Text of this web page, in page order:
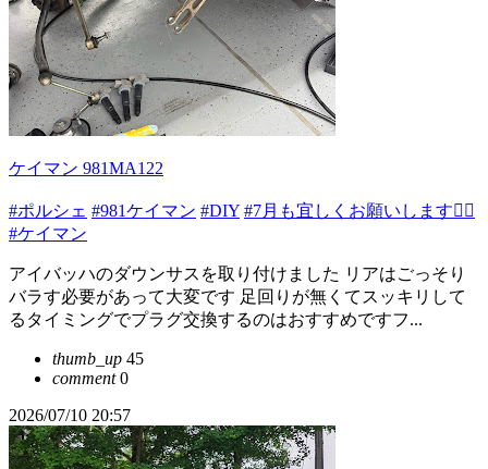
ケイマン 981MA122
#ポルシェ #981ケイマン #DIY #7月も宜しくお願いします🙇‍♂️
#ケイマン
アイバッハのダウンサスを取り付けました リアはごっそり
バラす必要があって大変です 足回りが無くてスッキリして
るタイミングでプラグ交換するのはおすすめですフ...
thumb_up 45
comment0
2026/07/10 20:57